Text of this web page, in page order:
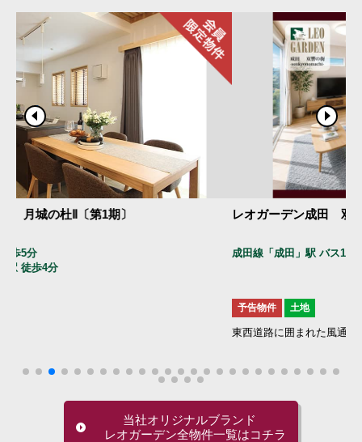
レオガーデン成田 双響の街 soukyounomachi
成田線「成田」駅 バス
当社オリジナルブランド
レオガーデン全物件一覧はコチラ